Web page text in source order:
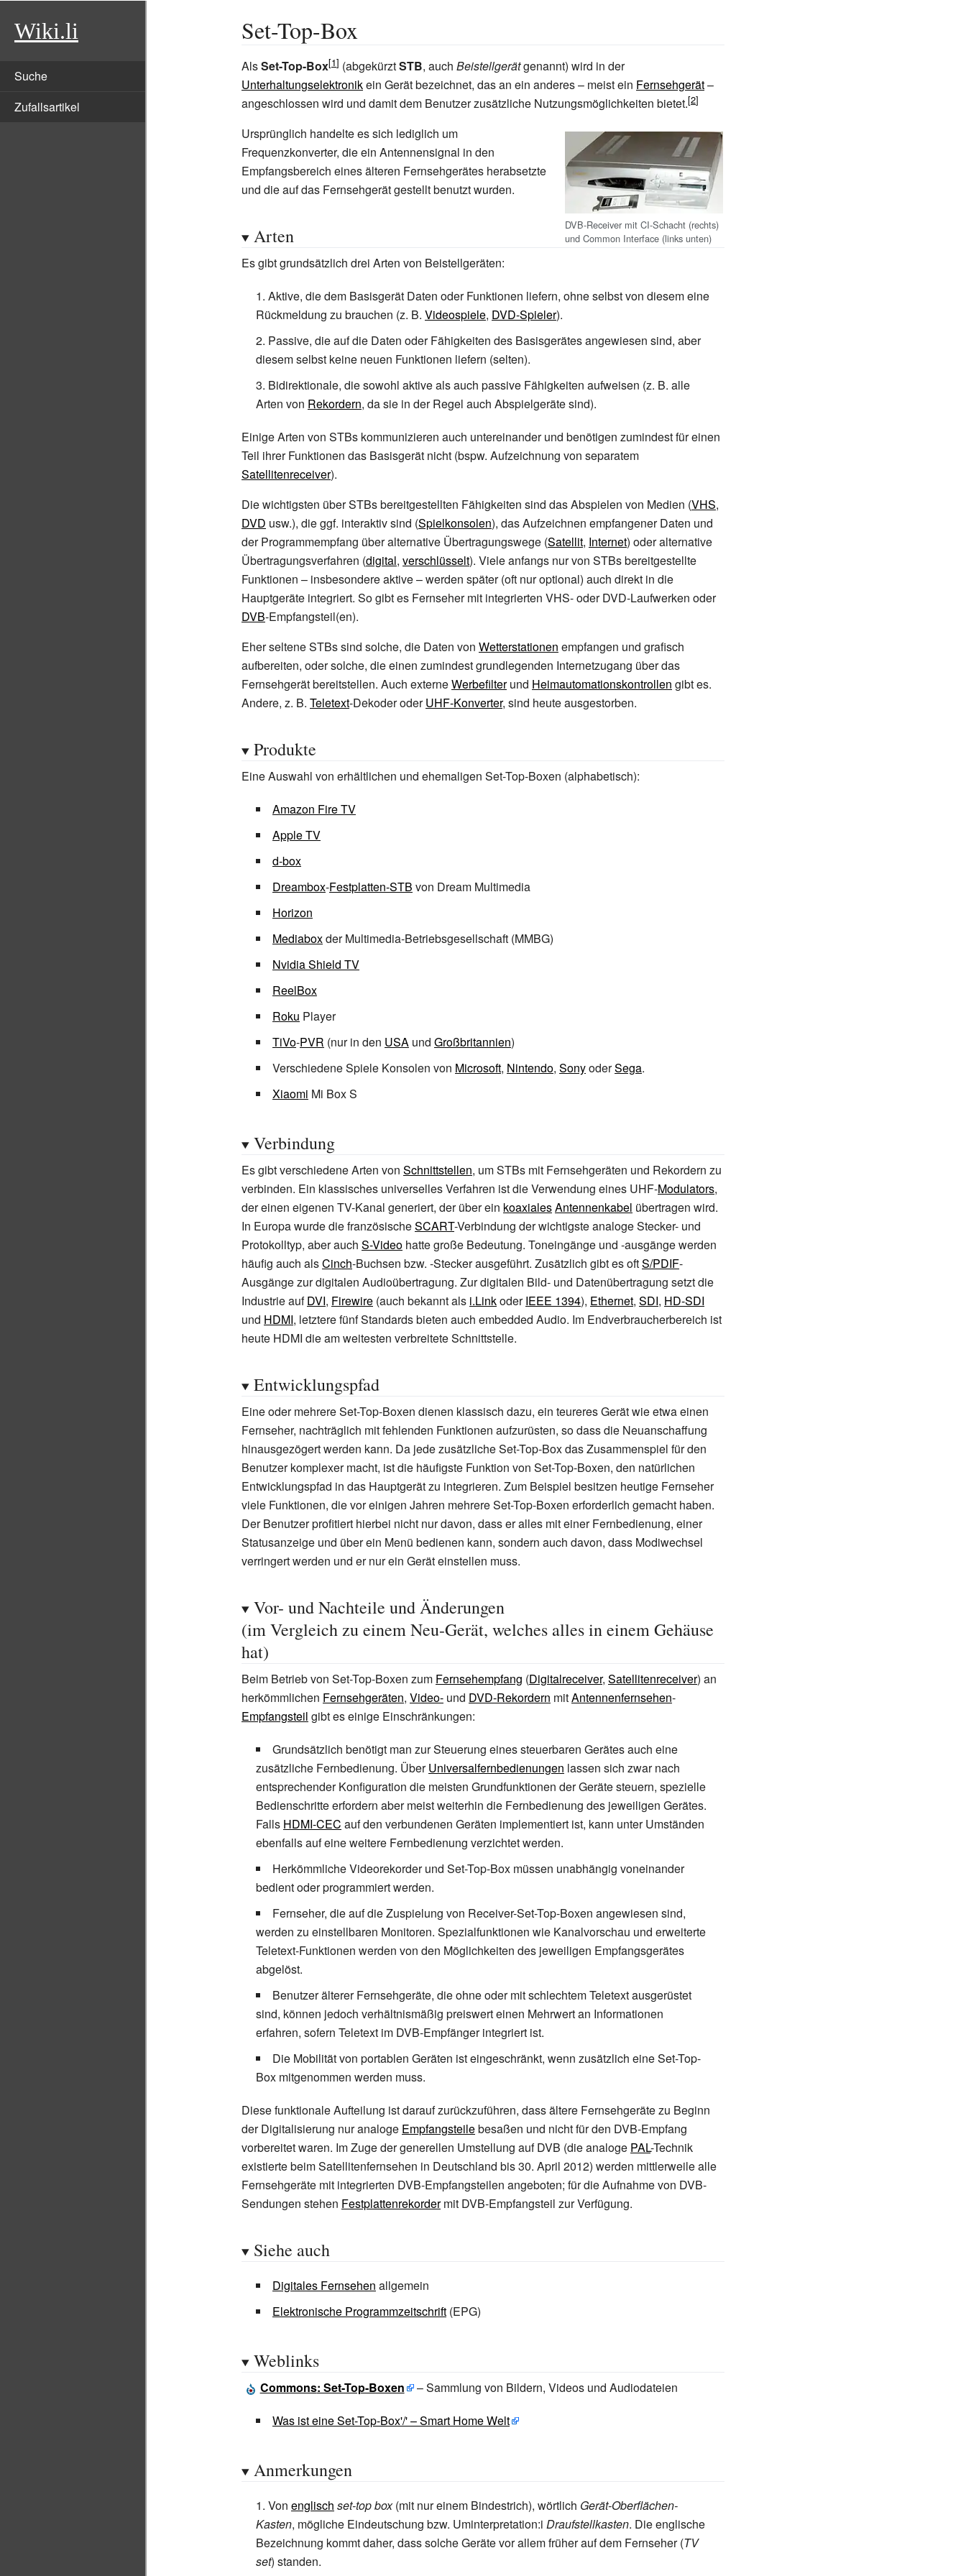
Wiki.li
Suche
Zufallsartikel
Set-Top-Box
AlsSet-Top-Box (abgekürztSTB, auch Beistellgerätgenannt) wird in der
Unterhaltungselektronikein Gerät bezeichnet, das an ein anderes – meist ein Fernsehgerät–
angeschlossen wird und damit dem Benutzer zusätzliche Nutzungsmöglichkeiten bietet.
DVB-Receiver mit CI-Schacht (rechts)
und Common Interface (links unten)
Ursprünglich handelte es sich lediglich um
Frequenzkonverter, die ein Antennensignal in den
Empfangsbereich eines älteren Fernsehgerätes herabsetzte
und die auf das Fernsehgerät gestellt benutzt wurden.
Arten
Es gibt grundsätzlich drei Arten von Beistellgeräten:
Aktive, die dem Basisgerät Daten oder Funktionen liefern, ohne selbst von diesem eine
Rückmeldung zu brauchen (z. B. Videospiele, DVD-Spieler).
Passive, die auf die Daten oder Fähigkeiten des Basisgerätes angewiesen sind, aber
diesem selbst keine neuen Funktionen liefern (selten).
Bidirektionale, die sowohl aktive als auch passive Fähigkeiten aufweisen (z. B. alle
Arten von Rekordern, da sie in der Regel auch Abspielgeräte sind).
Einige Arten von STBs kommunizieren auch untereinander und benötigen zumindest für einen
Teil ihrer Funktionen das Basisgerät nicht (bspw. Aufzeichnung von separatem
Satellitenreceiver).
Die wichtigsten über STBs bereitgestellten Fähigkeiten sind das Abspielen von Medien (VHS,
DVD usw.), die ggf. interaktiv sind (Spielkonsolen), das Aufzeichnen empfangener Daten und
der Programmempfang über alternative Übertragungswege (Satellit, Internet) oder alternative
Übertragungsverfahren (digital, verschlüsselt). Viele anfangs nur von STBs bereitgestellte
Funktionen – insbesondere aktive– werden später (oft nur optional) auch direkt in die
Hauptgeräte integriert. So gibt es Fernseher mit integrierten VHS- oder DVD-Laufwerken oder
DVB-Empfangsteil(en).
Eher seltene STBs sind solche, die Daten von Wetterstationen empfangen und grafisch
aufbereiten, oder solche, die einen zumindest grundlegenden Internetzugang über das
Fernsehgerät bereitstellen. Auch externeWerbefilterund Heimautomationskontrollen gibt es.
Andere, z. B. Teletext-Dekoder oderUHF-Konverter, sind heute ausgestorben.
Produkte
Eine Auswahl von erhältlichen und ehemaligen Set-Top-Boxen (alphabetisch):
Amazon Fire TV
Apple TV
d-box
Dreambox-Festplatten-STB von Dream Multimedia
Horizon
Mediaboxder Multimedia-Betriebsgesellschaft (MMBG)
Nvidia Shield TV
ReelBox
Roku Player
TiVo-PVR (nur in den USA und Großbritannien)
Verschiedene Spiele Konsolen von Microsoft, Nintendo, SonyoderSega.
Xiaomi Mi Box S
Verbindung
Es gibt verschiedene Arten von Schnittstellen, um STBs mit Fernsehgeräten und Rekordern zu
verbinden. Ein klassisches universelles Verfahren ist die Verwendung eines UHF-Modulators,
der einen eigenen TV-Kanal generiert, der über ein koaxialesAntennenkabel übertragen wird.
In Europa wurde die französischeSCART-Verbindung der wichtigste analoge Stecker- und
Protokolltyp, aber auch S-Video hatte große Bedeutung. Toneingänge und -ausgänge werden
häufig auch alsCinch-Buchsen bzw. -Stecker ausgeführt. Zusätzlich gibt es oftS/PDIF-
Ausgänge zur digitalen Audioübertragung. Zur digitalen Bild- und Datenübertragung setzt die
Industrie aufDVI, Firewire (auch bekannt als i.LinkoderIEEE 1394), Ethernet, SDI, HD-SDI
und HDMI, letztere fünf Standards bieten auch embedded Audio. Im Endverbraucherbereich ist
heute HDMI die am weitesten verbreitete Schnittstelle.
Entwicklungspfad
Eine oder mehrere Set-Top-Boxen dienen klassisch dazu, ein teureres Gerät wie etwa einen
Fernseher, nachträglich mit fehlenden Funktionen aufzurüsten, so dass die Neuanschaffung
hinausgezögert werden kann. Da jede zusätzliche Set-Top-Box das Zusammenspiel für den
Benutzer komplexer macht, ist die häufigste Funktion von Set-Top-Boxen, den natürlichen
Entwicklungspfad in das Hauptgerät zu integrieren. Zum Beispiel besitzen heutige Fernseher
viele Funktionen, die vor einigen Jahren mehrere Set-Top-Boxen erforderlich gemacht haben.
Der Benutzer profitiert hierbei nicht nur davon, dass er alles mit einer Fernbedienung, einer
Statusanzeige und über ein Menü bedienen kann, sondern auch davon, dass Modiwechsel
verringert werden und er nur ein Gerät einstellen muss.
Vor- und Nachteile und Änderungen
(im Vergleich zu einem Neu-Gerät, welches alles in einem Gehäuse
hat)
Beim Betrieb von Set-Top-Boxen zum Fernsehempfang (Digitalreceiver, Satellitenreceiver) an
herkömmlichen Fernsehgeräten, Video- und DVD-Rekordern mitAntennenfernsehen-
Empfangsteil gibt es einige Einschränkungen:
Grundsätzlich benötigt man zur Steuerung eines steuerbaren Gerätes auch eine
zusätzliche Fernbedienung. ÜberUniversalfernbedienungen lassen sich zwar nach
entsprechender Konfiguration die meisten Grundfunktionen der Geräte steuern, spezielle
Bedienschritte erfordern aber meist weiterhin die Fernbedienung des jeweiligen Gerätes.
Falls HDMI-CEC auf den verbundenen Geräten implementiert ist, kann unter Umständen
ebenfalls auf eine weitere Fernbedienung verzichtet werden.
Herkömmliche Videorekorder und Set-Top-Box müssen unabhängig voneinander
bedient oder programmiert werden.
Fernseher, die auf die Zuspielung von Receiver-Set-Top-Boxen angewiesen sind,
werden zu einstellbaren Monitoren. Spezialfunktionen wie Kanalvorschau und erweiterte
Teletext-Funktionen werden von den Möglichkeiten des jeweiligen Empfangsgerätes
abgelöst.
Benutzer älterer Fernsehgeräte, die ohne oder mit schlechtem Teletext ausgerüstet
sind, können jedoch verhältnismäßig preiswert einen Mehrwert an Informationen
erfahren, sofern Teletext im DVB-Empfänger integriert ist.
Die Mobilität von portablen Geräten ist eingeschränkt, wenn zusätzlich eine Set-Top-
Box mitgenommen werden muss.
Diese funktionale Aufteilung ist darauf zurückzuführen, dass ältere Fernsehgeräte zu Beginn
der Digitalisierung nur analoge Empfangsteilebesaßen und nicht für den DVB-Empfang
vorbereitet waren. Im Zuge der generellen Umstellung auf DVB (die analoge PAL-Technik
existierte beim Satellitenfernsehen in Deutschland bis 30. April 2012) werden mittlerweile alle
Fernsehgeräte mit integrierten DVB-Empfangsteilen angeboten; für die Aufnahme von DVB-
Sendungen stehen Festplattenrekordermit DVB-Empfangsteil zur Verfügung.
Siehe auch
Digitales Fernsehen allgemein
Elektronische Programmzeitschrift (EPG)
Weblinks
Commons: Set-Top-Boxen
– Sammlung von Bildern, Videos und Audiodateien
Was ist eine Set-Top-Box'/' – Smart Home Welt
Anmerkungen
Von englisch set-top box(mit nur einem Bindestrich), wörtlich Gerät-Oberflächen-
Kasten, mögliche Eindeutschung bzw. Uminterpretation:i Draufstellkasten. Die englische
Bezeichnung kommt daher, dass solche Geräte vor allem früher auf dem Fernseher (TV
set) standen.